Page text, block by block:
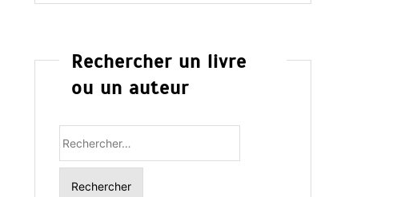
Rechercher un livre
ou un auteur